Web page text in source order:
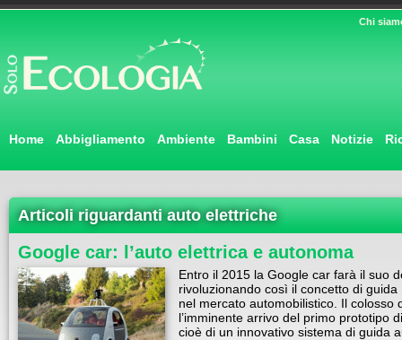
Chi
Home Abbigliamento Ambiente Bambini Casa Notizie
Articoli riguardanti auto elettriche
Google car: l’auto elettrica e autonoma
Entro il 2015 la Google car farà il suo
rivoluzionando così il concetto di
nel mercato automobilistico. Il colosso
l’imminente arrivo del primo prototipo
cioè di un innovativo sistema di guida